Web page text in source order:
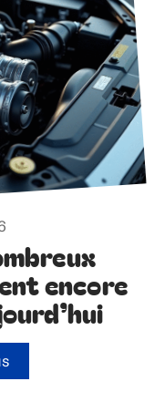
encore